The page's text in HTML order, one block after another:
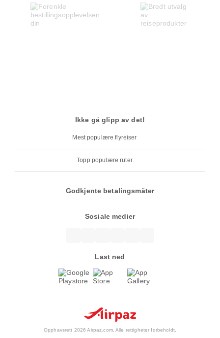
Ikke gå glipp av det!
Mest populære flyreiser
Topp populære ruter
Godkjente betalingsmåter
Sosiale medier
Last ned
Opphavsrett 2026 Airpaz.com. Alle rettigheter forbeholdt.